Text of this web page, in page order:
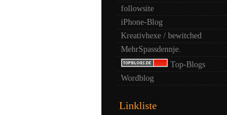
followsite
iPhone-Blog
Kreativhexe / bewitched
MehrSpassdennje.
Top-Blogs
Wordblog
Linkliste